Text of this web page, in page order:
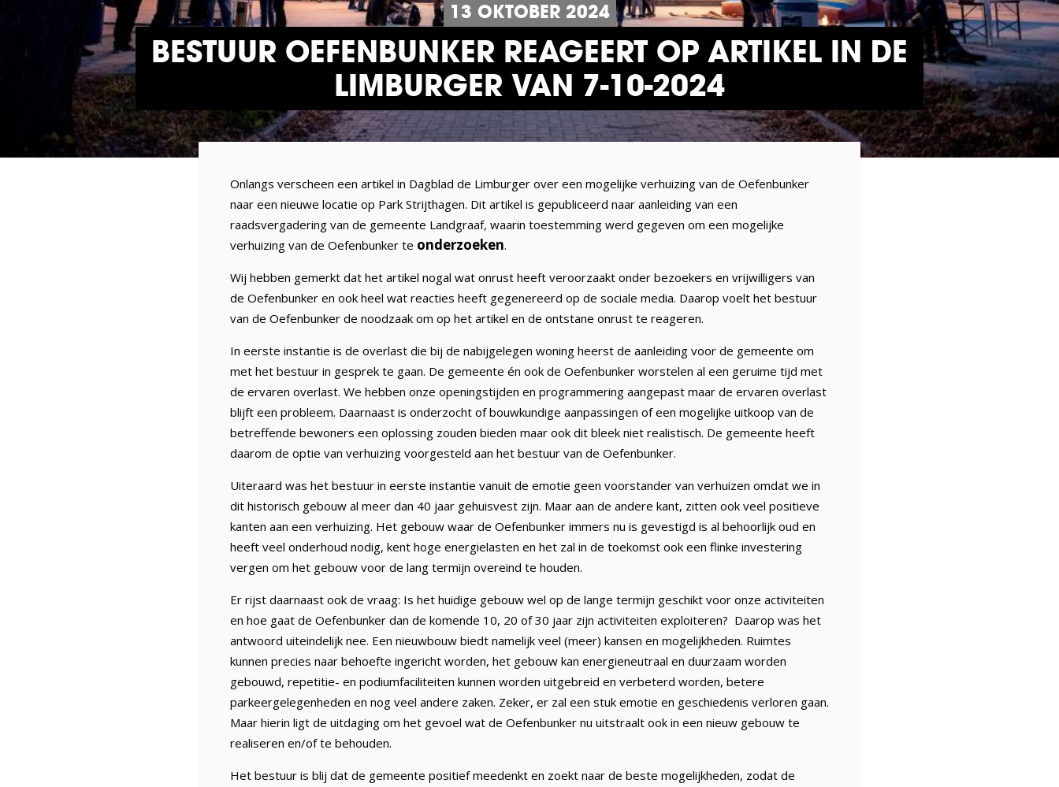
13 OKTOBER 2024
BESTUUR OEFENBUNKER REAGEERT OP ARTIKEL IN DE
LIMBURGER VAN 7-10-2024
Onlangs verscheen een artikel in Dagblad de Limburger over een mogelijke verhuizing van de Oefenbunker
naar een nieuwe locatie op Park Strijthagen. Dit artikel is gepubliceerd naar aanleiding van een
raadsvergadering van de gemeente Landgraaf, waarin toestemming werd gegeven om een mogelijke
verhuizing van de Oefenbunker te onderzoeken.
Wij hebben gemerkt dat het artikel nogal wat onrust heeft veroorzaakt onder bezoekers en vrijwilligers van
de Oefenbunker en ook heel wat reacties heeft gegenereerd op de sociale media. Daarop voelt het bestuur
van de Oefenbunker de noodzaak om op het artikel en de ontstane onrust te reageren.
In eerste instantie is de overlast die bij de nabijgelegen woning heerst de aanleiding voor de gemeente om
met het bestuur in gesprek te gaan. De gemeente én ook de Oefenbunker worstelen al een geruime tijd met
de ervaren overlast. We hebben onze openingstijden en programmering aangepast maar de ervaren overlast
blijft een probleem. Daarnaast is onderzocht of bouwkundige aanpassingen of een mogelijke uitkoop van de
betreffende bewoners een oplossing zouden bieden maar ook dit bleek niet realistisch. De gemeente heeft
daarom de optie van verhuizing voorgesteld aan het bestuur van de Oefenbunker.
Uiteraard was het bestuur in eerste instantie vanuit de emotie geen voorstander van verhuizen omdat we in
dit historisch gebouw al meer dan 40 jaar gehuisvest zijn. Maar aan de andere kant, zitten ook veel positieve
kanten aan een verhuizing. Het gebouw waar de Oefenbunker immers nu is gevestigd is al behoorlijk oud en
heeft veel onderhoud nodig, kent hoge energielasten en het zal in de toekomst ook een flinke investering
vergen om het gebouw voor de lang termijn overeind te houden.
Er rijst daarnaast ook de vraag: Is het huidige gebouw wel op de lange termijn geschikt voor onze activiteiten
en hoe gaat de Oefenbunker dan de komende 10, 20 of 30 jaar zijn activiteiten exploiteren? Daarop was het
antwoord uiteindelijk nee. Een nieuwbouw biedt namelijk veel (meer) kansen en mogelijkheden. Ruimtes
kunnen precies naar behoefte ingericht worden, het gebouw kan energieneutraal en duurzaam worden
gebouwd, repetitie- en podiumfaciliteiten kunnen worden uitgebreid en verbeterd worden, betere
parkeergelegenheden en nog veel andere zaken. Zeker, er zal een stuk emotie en geschiedenis verloren gaan.
Maar hierin ligt de uitdaging om het gevoel wat de Oefenbunker nu uitstraalt ook in een nieuw gebouw te
realiseren en/of te behouden.
Het bestuur is blij dat de gemeente positief meedenkt en zoekt naar de beste mogelijkheden, zodat de